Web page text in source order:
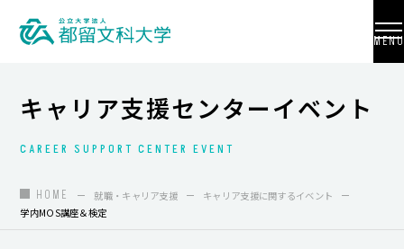
MENU
大学紹介
入試情報
学部・学科・大学院
キャリア支援センターイベント
CAREER SUPPORT CENTER EVENT
HOME 就職・キャリア支援
キャリア支援に関するイベント
学内MOS講座＆検定